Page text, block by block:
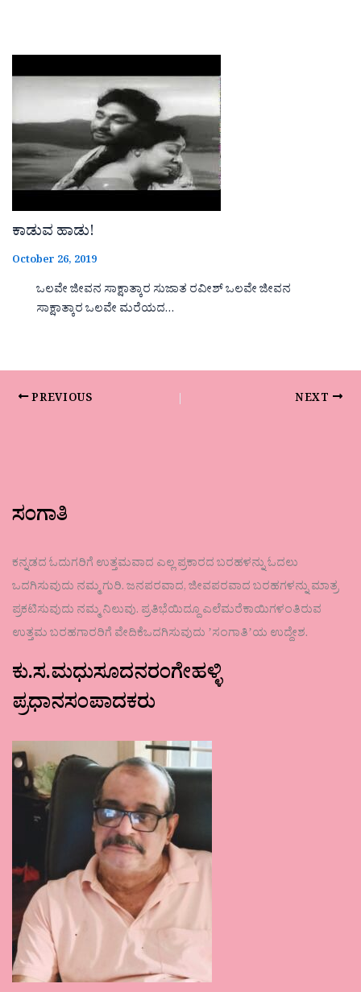
ಕಾಡುವ ಹಾಡು!
October 26, 2019
ಒಲವೇ ಜೀವನ ಸಾಕ್ಷಾತ್ಕಾರ ಸುಜಾತ ರವೀಶ್ ಒಲವೇ ಜೀವನ
ಸಾಕ್ಷಾತ್ಕಾರ ಒಲವೇ ಮರೆಯದ…
PREVIOUS NEXT
ಸಂಗಾತಿ
ಕನ್ನಡದ ಓದುಗರಿಗೆ ಉತ್ತಮವಾದ ಎಲ್ಲ ಪ್ರಕಾರದ ಬರಹಳನ್ನು ಓದಲು
ಒದಗಿಸುವುದು ನಮ್ಮ ಗುರಿ. ಜನಪರವಾದ, ಜೀವಪರವಾದ ಬರಹಗಳನ್ನು ಮಾತ್ರ
ಪ್ರಕಟಿಸುವುದು ನಮ್ಮ ನಿಲುವು. ಪ್ರತಿಭೆಯಿದ್ದೂ ಎಲೆಮರೆಕಾಯಿಗಳಂತಿರುವ
ಉತ್ತಮ ಬರಹಗಾರರಿಗೆ ವೇದಿಕೆಒದಗಿಸುವುದು ʼಸಂಗಾತಿʼಯ ಉದ್ದೇಶ.
ಕು.ಸ.ಮಧುಸೂದನರಂಗೇಹಳ್ಳಿ
ಪ್ರಧಾನಸಂಪಾದಕರು